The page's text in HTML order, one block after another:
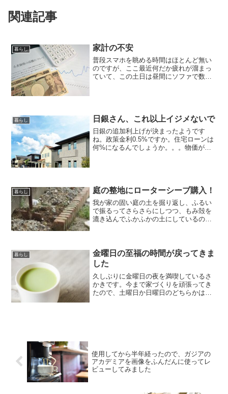
関連記事
暮らし 家計の不安
普段スマホを眺める時間はほとんど無い
のですが、ここ最近何だか疲れが溜まっ
ていて、この土日は昼間にソファで数時
暮らし 日銀さん、これ以上イジメないで
日銀の追加利上げが決まったようです
ね。政策金利0.5%ですか。住宅ローンは
何%になるんでしょうか。。。物価が上
暮らし 庭の整地にローターシーブ購入！
我が家の固い庭の土を掘り返し、ふるい
で振るってさらさらにしつつ、もみ殻を
漉き込んでふかふかの土にしているので
している間に雨が続いて、...
暮らし
金曜日の至福の時間が戻ってきま
した
久しぶりに金曜日の夜を満喫しているさ
かきです。今まで家づくりを頑張ってき
たので、土曜日か日曜日のどちらかはハ
使用してから半年経ったので、ガジアの
アカデミアを画像をふんだんに使ってレ
ビューしてみました